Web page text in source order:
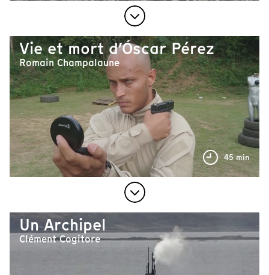
Vie et mort d’Óscar Pérez
Romain Champalaune
45 min
Un Archipel
Clément Cogitore